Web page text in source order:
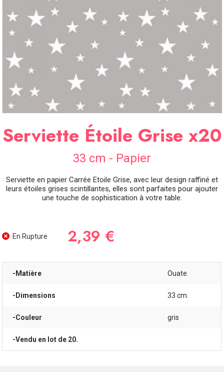
OCCASIONS
SPÉCIALES
DÉCO
TABLE
ET
Serviette Étoile Grise x20
33 cm - Papier
Serviette en papier Carrée Etoile Grise, avec leur design raffiné et
leurs étoiles grises scintillantes, elles sont parfaites pour ajouter
une touche de sophistication à votre table.
En Rupture 2,39 €
-Matière Ouate.
-Dimensions 33 cm.
-Couleur gris
-Vendu en lot de 20.